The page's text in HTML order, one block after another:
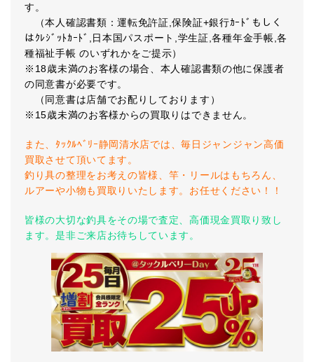
す。
（本人確認書類：運転免許証,保険証+銀行ｶｰﾄﾞもしく
はｸﾚｼﾞｯﾄｶｰﾄﾞ,日本国パスポート,学生証,各種年金手帳,各
種福祉手帳 のいずれかをご提示）
※18歳未満のお客様の場合、本人確認書類の他に保護者
の同意書が必要です。
（同意書は店舗でお配りしております）
※15歳未満のお客様からの買取りはできません。
また、ﾀｯｸﾙﾍﾞﾘｰ静岡清水店では、毎日ジャンジャン高価
買取させて頂いてます。
釣り具の整理をお考えの皆様、竿・リールはもちろん、
ルアーや小物も買取りいたします。お任せください！！
皆様の大切な釣具をその場で査定、高価現金買取り致し
ます。是非ご来店お待ちしています。